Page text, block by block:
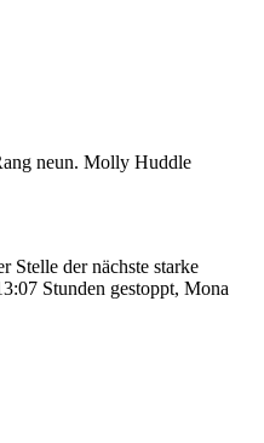
neun. Molly Huddle
Stelle der nächste starke
Stunden gestoppt, Mona